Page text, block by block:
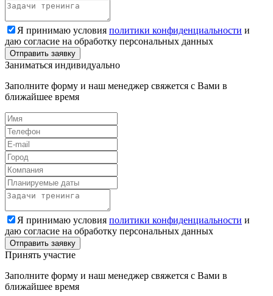
Я принимаю условия политики конфиденциальности и
даю согласие на обработку персональных данных
Заниматься индивидуально
Заполните форму и наш менеджер свяжется с Вами в
ближайшее время
Я принимаю условия политики конфиденциальности и
даю согласие на обработку персональных данных
Принять участие
Заполните форму и наш менеджер свяжется с Вами в
ближайшее время